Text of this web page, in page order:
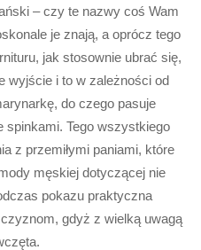
– czy te nazwy coś Wam
je znają, a oprócz tego
jak stosownie ubrać się,
wyjście i to w zależności od
do czego pasuje
Tego wszystkiego
z przemiłymi paniami, które
męskiej dotyczącej nie
pokazu praktyczna
gdyż z wielką uwagą